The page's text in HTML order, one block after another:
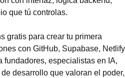
que tú controlas.
gratis para crear tu primera
con GitHub, Supabase,
fundadores, especialistas en IA,
desarrollo que valoran el poder,